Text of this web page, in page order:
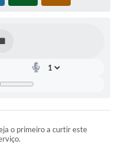
o primeiro a curtir este